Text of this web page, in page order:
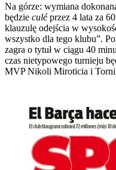
Na górze: wymiana
będzie culéprzez 4 lata za
klauzulę odejścia w
wszystko dla tego klubu”.
zagra o tytuł w ciągu 40
czas nietypowego turnieju
MVP Nikoli Miroticia i